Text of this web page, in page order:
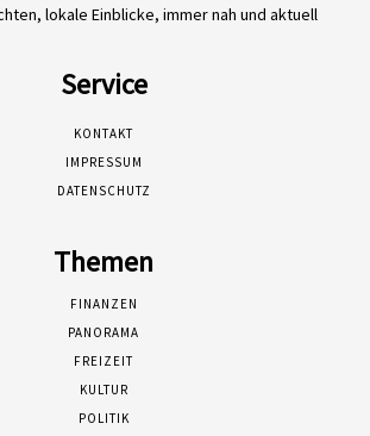
lokale Einblicke, immer nah und aktuell
Service
KONTAKT
IMPRESSUM
DATENSCHUTZ
Themen
FINANZEN
PANORAMA
FREIZEIT
KULTUR
POLITIK